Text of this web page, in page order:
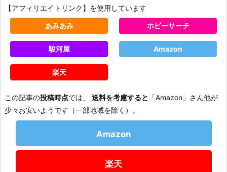
【アフィリエイトリンク】を使用しています
あみあみ ホビーサーチ
駿河屋 Amazon
楽天
この記事の投稿時点では、 送料を考慮すると 「Amazon」さん他が
少々お安いようです（一部地域を除く）。
Amazon
楽天